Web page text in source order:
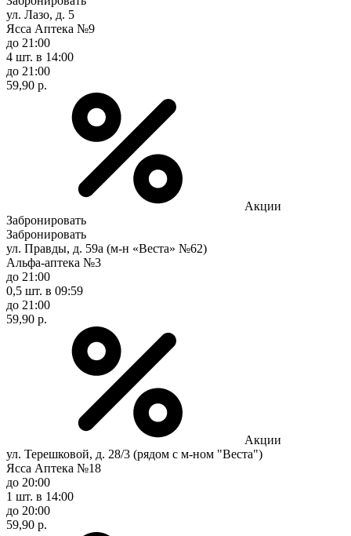
ул. Лазо, д. 5
Ясса Аптека №9
до 21:00
4 шт. в 14:00
до 21:00
59,90 р.
Акции
Забронировать
Забронировать
ул. Правды, д. 59а (м-н «Веста» №62)
Альфа-аптека №3
до 21:00
0,5 шт. в 09:59
до 21:00
59,90 р.
Акции
ул. Терешковой, д. 28/3 (рядом с м-ном "Веста")
Ясса Аптека №18
до 20:00
1 шт. в 14:00
до 20:00
59,90 р.